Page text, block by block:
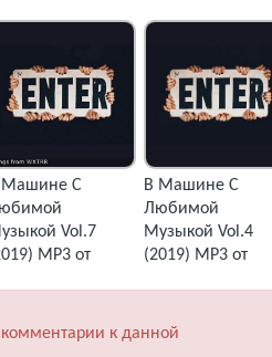
Машине С
Vol.7
MP3 от
В Машине С
Любимой
Музыкой Vol.4
(2019) MP3 от
комментарии к данной